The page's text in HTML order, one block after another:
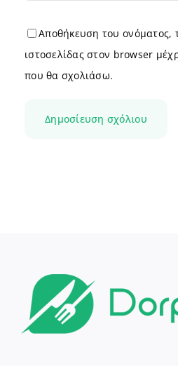
Αποθήκευση του ονόματος,
ιστοσελίδας στον browser
που θα σχολιάσω.